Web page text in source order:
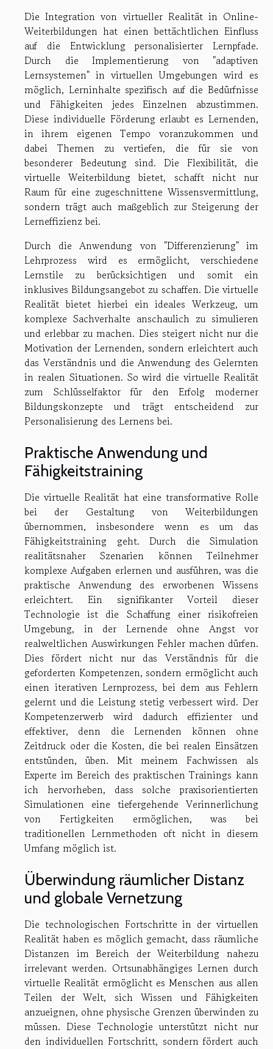
Die Integration von virtueller Realität in Online-
Weiterbildungen hat einen bettächtlichen Einfluss
auf die Entwicklung personalisierter Lernpfade.
Durch die Implementierung von "adaptiven
Lernsystemen" in virtuellen Umgebungen wird es
möglich, Lerninhalte spezifisch auf die Bedürfnisse
und Fähigkeiten jedes Einzelnen abzustimmen.
Diese individuelle Förderung erlaubt es Lernenden,
in ihrem eigenen Tempo voranzukommen und
dabei Themen zu vertiefen, die für sie von
besonderer Bedeutung sind. Die Flexibilität, die
virtuelle Weiterbildung bietet, schafft nicht nur
Raum für eine zugeschnittene Wissensvermittlung,
sondern trägt auch maßgeblich zur Steigerung der
Lerneffizienz bei.
Durch die Anwendung von "Differenzierung" im
Lehrprozess wird es ermöglicht, verschiedene
Lernstile zu berücksichtigen und somit ein
inklusives Bildungsangebot zu schaffen. Die virtuelle
Realität bietet hierbei ein ideales Werkzeug, um
komplexe Sachverhalte anschaulich zu simulieren
und erlebbar zu machen. Dies steigert nicht nur die
Motivation der Lernenden, sondern erleichtert auch
das Verständnis und die Anwendung des Gelernten
in realen Situationen. So wird die virtuelle Realität
zum Schlüsselfaktor für den Erfolg moderner
Bildungskonzepte und trägt entscheidend zur
Personalisierung des Lernens bei.
Praktische Anwendung und
Fähigkeitstraining
Die virtuelle Realität hat eine transformative Rolle
bei der Gestaltung von Weiterbildungen
übernommen, insbesondere wenn es um das
Fähigkeitstraining geht. Durch die Simulation
realitätsnaher Szenarien können Teilnehmer
komplexe Aufgaben erlernen und ausführen, was die
praktische Anwendung des erworbenen Wissens
erleichtert. Ein signifikanter Vorteil dieser
Technologie ist die Schaffung einer risikofreien
Umgebung, in der Lernende ohne Angst vor
realweltlichen Auswirkungen Fehler machen dürfen.
Dies fördert nicht nur das Verständnis für die
geforderten Kompetenzen, sondern ermöglicht auch
einen iterativen Lernprozess, bei dem aus Fehlern
gelernt und die Leistung stetig verbessert wird. Der
Kompetenzerwerb wird dadurch effizienter und
effektiver, denn die Lernenden können ohne
Zeitdruck oder die Kosten, die bei realen Einsätzen
entstünden, üben. Mit meinem Fachwissen als
Experte im Bereich des praktischen Trainings kann
ich hervorheben, dass solche praxisorientierten
Simulationen eine tiefergehende Verinnerlichung
von Fertigkeiten ermöglichen, was bei
traditionellen Lernmethoden oft nicht in diesem
Umfang möglich ist.
Überwindung räumlicher Distanz
und globale Vernetzung
Die technologischen Fortschritte in der virtuellen
Realität haben es möglich gemacht, dass räumliche
Distanzen im Bereich der Weiterbildung nahezu
irrelevant werden. Ortsunabhängiges Lernen durch
virtuelle Realität ermöglicht es Menschen aus allen
Teilen der Welt, sich Wissen und Fähigkeiten
anzueignen, ohne physische Grenzen überwinden zu
müssen. Diese Technologie unterstützt nicht nur
den individuellen Fortschritt, sondern fördert auch